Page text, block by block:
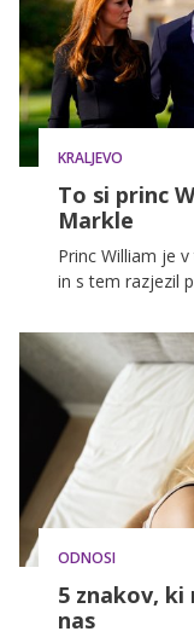
KRALJEVO
To si princ
Markle
Princ William je
in s tem razjezil
ODNOSI
5 znakov, ki
nas